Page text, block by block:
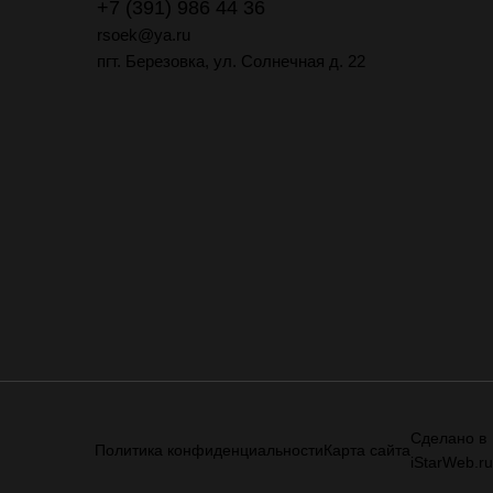
+7 (391) 986 44 36
rsoek@ya.ru
пгт. Березовка, ул. Солнечная д. 22
Политика конфиденциальности Карта сайта
Сделано в
iStarWeb.ru